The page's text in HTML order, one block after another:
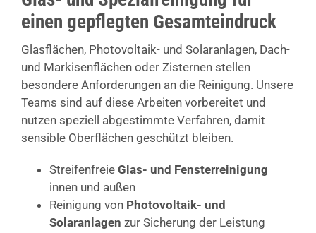
einen gepflegten Gesamteindruck
Glasflächen, Photovoltaik- und Solaranlagen, Dach-
und Markisenflächen oder Zisternen stellen
besondere Anforderungen an die Reinigung. Unsere
Teams sind auf diese Arbeiten vorbereitet und
nutzen speziell abgestimmte Verfahren, damit
sensible Oberflächen geschützt bleiben.
Streifenfreie Glas- und Fensterreinigung
innen und außen
Reinigung von Photovoltaik- und
Solaranlagen zur Sicherung der Leistung